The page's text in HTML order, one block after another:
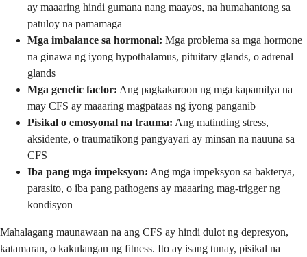
ay maaaring hindi gumana nang maayos, na humahantong sa
patuloy na pamamaga
Mga imbalance sa hormonal: Mga problema sa mga hormone
na ginawa ng iyong hypothalamus, pituitary glands, o adrenal
glands
Mga genetic factor: Ang pagkakaroon ng mga kapamilya na
may CFS ay maaaring magpataas ng iyong panganib
Pisikal o emosyonal na trauma: Ang matinding stress,
aksidente, o traumatikong pangyayari ay minsan na nauuna sa
CFS
Iba pang mga impeksyon: Ang mga impeksyon sa bakterya,
parasito, o iba pang pathogens ay maaaring mag-trigger ng
kondisyon
Mahalagang maunawaan na ang CFS ay hindi dulot ng depresyon,
katamaran, o kakulangan ng fitness. Ito ay isang tunay, pisikal na